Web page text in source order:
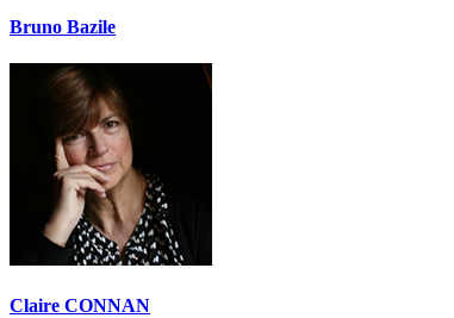
Bruno Bazile
Claire CONNAN